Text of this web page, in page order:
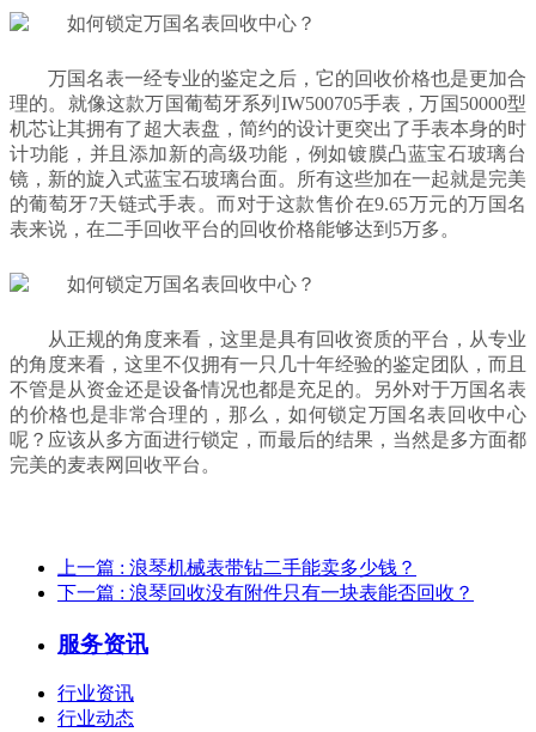
万国名表一经专业的鉴定之后，它的回收价格也是更加合
理的。就像这款万国葡萄牙系列IW500705手表，万国50000型
机芯让其拥有了超大表盘，简约的设计更突出了手表本身的时
计功能，并且添加新的高级功能，例如镀膜凸蓝宝石玻璃台
镜，新的旋入式蓝宝石玻璃台面。所有这些加在一起就是完美
的葡萄牙7天链式手表。而对于这款售价在9.65万元的万国名
表来说，在二手回收平台的回收价格能够达到5万多。
从正规的角度来看，这里是具有回收资质的平台，从专业
的角度来看，这里不仅拥有一只几十年经验的鉴定团队，而且
不管是从资金还是设备情况也都是充足的。另外对于万国名表
的价格也是非常合理的，那么，如何锁定万国名表回收中心
呢？应该从多方面进行锁定，而最后的结果，当然是多方面都
完美的麦表网回收平台。
上一篇 : 浪琴机械表带钻二手能卖多少钱？
下一篇 : 浪琴回收没有附件只有一块表能否回收？
服务资讯
行业资讯
行业动态